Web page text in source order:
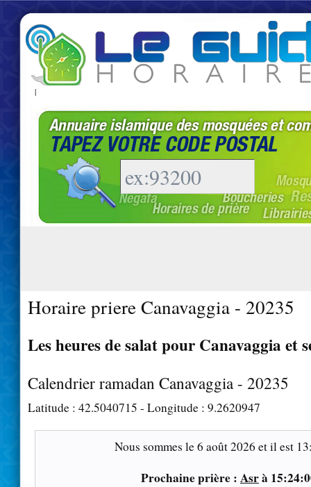
|
Horaire priere Canavaggia - 20235
Les heures de salat pour Canavaggia et
Calendrier ramadan Canavaggia - 20235
Latitude : 42.5040715 - Longitude : 9.2620947
Nous sommes le6 août 2026 et il est
Prochaine prière : Asrà